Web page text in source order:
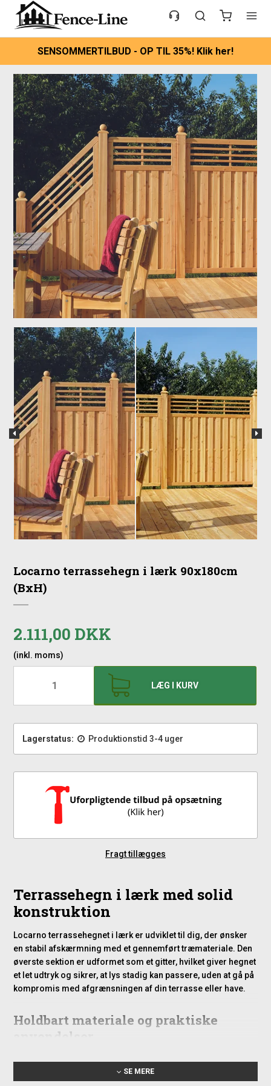
SENSOMMERTILBUD - OP TIL 35%! Klik her!
Locarno terrassehegn i lærk 90x180cm
(BxH)
2.111,00 DKK
(inkl. moms)
LÆG I KURV
Lagerstatus: Produktionstid 3-4 uger
Fragt tillægges
Terrassehegn i lærk med solid
konstruktion
Locarno terrassehegnet i lærk er udviklet til dig, der ønsker
en stabil afskærmning med et gennemført træmateriale. Den
øverste sektion er udformet som et gitter, hvilket giver hegnet
et let udtryk og sikrer, at lys stadig kan passere, uden at gå på
kompromis med afgrænsningen af din terrasse eller have.
Holdbart materiale og praktiske
anvendelser
Hegnet er fremstillet i lærk, som naturligt har en høj styrke og
god modstandsdygtighed over for vejrpåvirkninger. Det gør
SE MERE